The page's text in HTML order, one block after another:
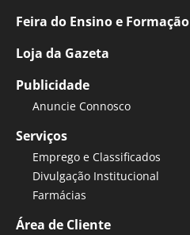
Feira do Ensino e Formação
Loja da Gazeta
Publicidade
Anuncie Connosco
Serviços
Emprego e Classificados
Divulgação Institucional
Farmácias
Área de Cliente